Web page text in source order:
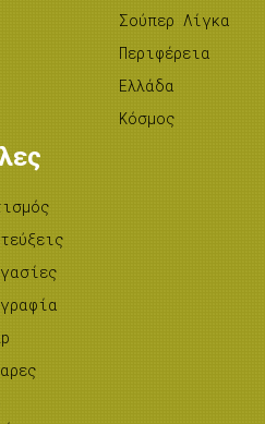
Σούπερ Λίγκα
Περιφέρεια
Ελλάδα
Κόσμος